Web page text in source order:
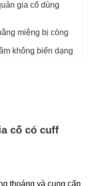
gia cố dùng
miệng bị còng
không biến dạng
cố có cuff
thoáng và cung cấp